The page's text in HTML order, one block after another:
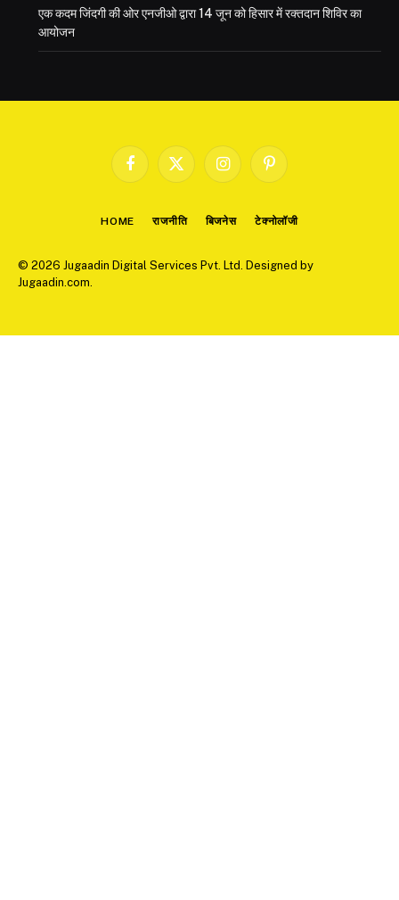
एक कदम जिंदगी की ओर एनजीओ द्वारा 14 जून को हिसार में रक्तदान शिविर का
आयोजन
Facebook
X
InstagramPinterest
HOME राजनीति बिजनेस टेक्नोलॉजी
© 2026 Jugaadin Digital Services Pvt. Ltd. Designed by
Jugaadin.com